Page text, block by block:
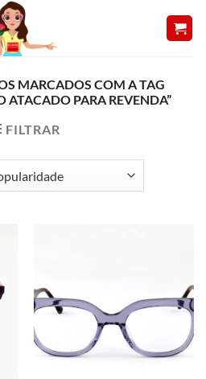
MARCADOS COM A TAG
ATACADO PARA REVENDA”
FILTRAR